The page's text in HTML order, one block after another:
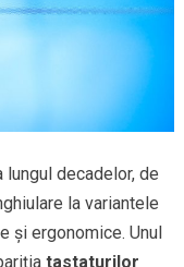
decadelor, de
la variantele
și ergonomice. Unul
tastaturilor